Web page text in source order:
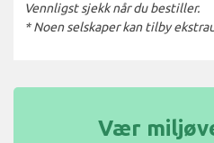
Vennligst sjekk når du bestiller.
* Noen selskaper kan tilby
Vær